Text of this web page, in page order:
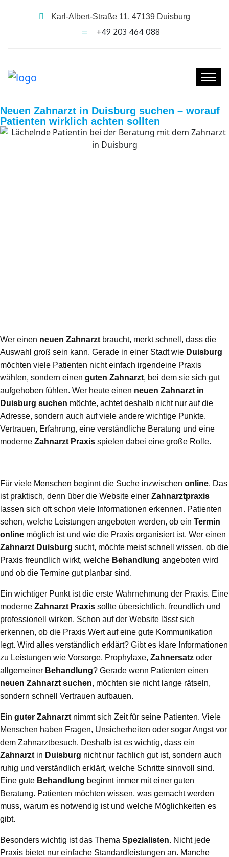
Karl-Albert-Straße 11, 47139 Duisburg
+49 203 464 088
Neuen Zahnarzt in Duisburg suchen – worauf
Patienten wirklich achten sollten
Wer einen neuen Zahnarzt braucht, merkt schnell, dass die
Auswahl groß sein kann. Gerade in einer Stadt wie Duisburg
möchten viele Patienten nicht einfach irgendeine Praxis
wählen, sondern einen guten Zahnarzt, bei dem sie sich gut
aufgehoben fühlen. Wer heute einen neuen Zahnarzt in
Duisburg suchen möchte, achtet deshalb nicht nur auf die
Adresse, sondern auch auf viele andere wichtige Punkte.
Vertrauen, Erfahrung, eine verständliche Beratung und eine
moderne Zahnarzt Praxis spielen dabei eine große Rolle.
Für viele Menschen beginnt die Suche inzwischen online. Das
ist praktisch, denn über die Website einer Zahnarztpraxis
lassen sich oft schon viele Informationen erkennen. Patienten
sehen, welche Leistungen angeboten werden, ob ein Termin
online möglich ist und wie die Praxis organisiert ist. Wer einen
Zahnarzt Duisburg sucht, möchte meist schnell wissen, ob die
Praxis freundlich wirkt, welche Behandlung angeboten wird
und ob die Termine gut planbar sind.
Ein wichtiger Punkt ist die erste Wahrnehmung der Praxis. Eine
moderne Zahnarzt Praxis sollte übersichtlich, freundlich und
professionell wirken. Schon auf der Website lässt sich
erkennen, ob die Praxis Wert auf eine gute Kommunikation
legt. Wird alles verständlich erklärt? Gibt es klare Informationen
zu Leistungen wie Vorsorge, Prophylaxe, Zahnersatz oder
allgemeiner Behandlung? Gerade wenn Patienten einen
neuen Zahnarzt suchen, möchten sie nicht lange rätseln,
sondern schnell Vertrauen aufbauen.
Ein guter Zahnarzt nimmt sich Zeit für seine Patienten. Viele
Menschen haben Fragen, Unsicherheiten oder sogar Angst vor
dem Zahnarztbesuch. Deshalb ist es wichtig, dass ein
Zahnarzt in Duisburg nicht nur fachlich gut ist, sondern auch
ruhig und verständlich erklärt, welche Schritte sinnvoll sind.
Eine gute Behandlung beginnt immer mit einer guten
Beratung. Patienten möchten wissen, was gemacht werden
muss, warum es notwendig ist und welche Möglichkeiten es
gibt.
Besonders wichtig ist das Thema Spezialisten. Nicht jede
Praxis bietet nur einfache Standardleistungen an. Manche